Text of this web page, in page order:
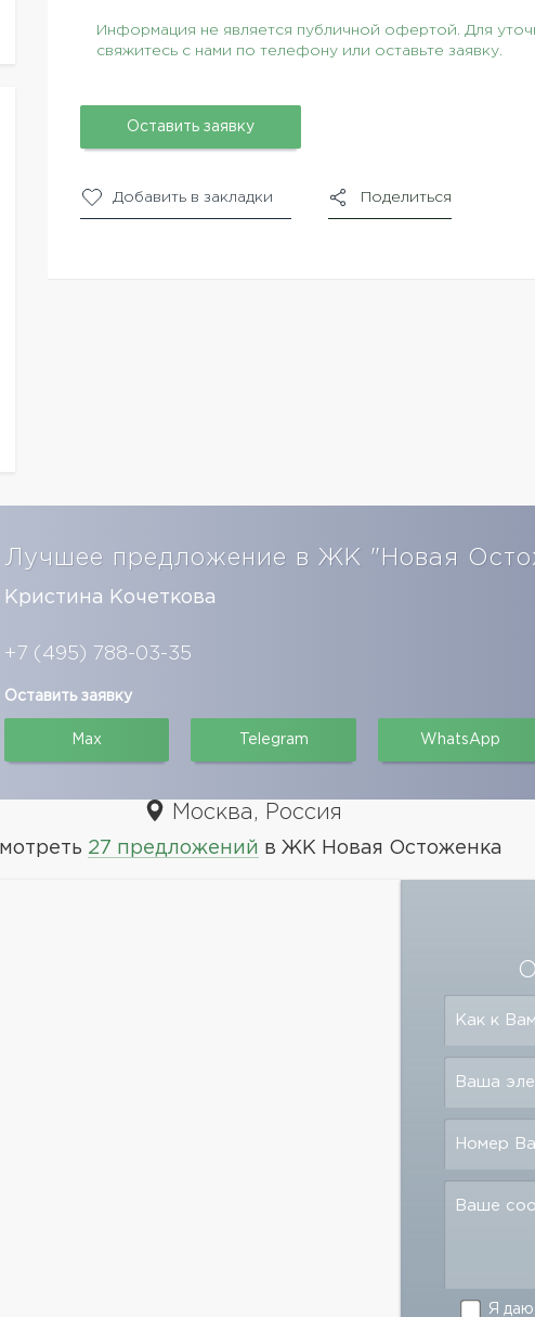
Информация не является публичной офертой. Для
свяжитесь с нами по телефону или оставьте заявку.
Оставить заявку
Добавить в закладки Поделиться
предложение в ЖК "Новая
Кристина Кочеткова
+7 (495) 788-03-35
Оставить заявку
Max Telegram WhatsApp
Москва, Россия
27 предложений в ЖК Новая Остоженка
Как к
Ваша
Номер
Ваше
Я даю